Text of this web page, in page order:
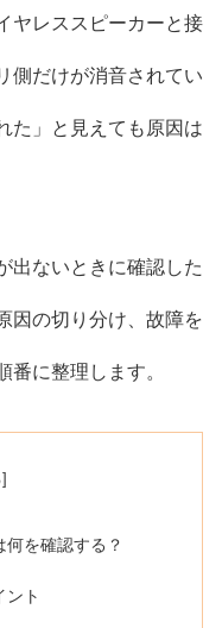
ヤレススピーカーと接
側だけが消音されてい
た」と見えても原因は
出ないときに確認した
因の切り分け、故障を
番に整理します。
を確認する？
ント